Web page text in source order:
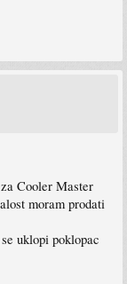
Cooler Master
moram prodati
uklopi poklopac